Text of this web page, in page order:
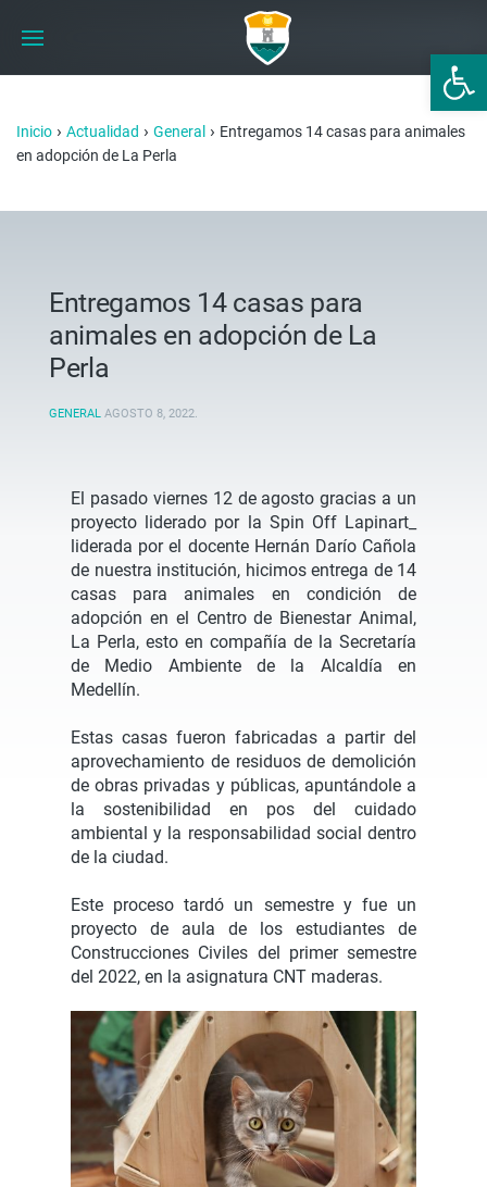
Abrir
Inicio › Actualidad › General › Entregamos 14 casas para animales
en adopción de La Perla
Entregamos 14 casas para
animales en adopción de La
Perla
GENERAL AGOSTO 8, 2022.
El pasado viernes 12 de agosto gracias a un
proyecto liderado por la Spin Off Lapinart_
liderada por el docente Hernán Darío Cañola
de nuestra institución, hicimos entrega de 14
casas para animales en condición de
adopción en el Centro de Bienestar Animal,
La Perla, esto en compañía de la Secretaría
de Medio Ambiente de la Alcaldía en
Medellín.
Estas casas fueron fabricadas a partir del
aprovechamiento de residuos de demolición
de obras privadas y públicas, apuntándole a
la sostenibilidad en pos del cuidado
ambiental y la responsabilidad social dentro
de la ciudad.
Este proceso tardó un semestre y fue un
proyecto de aula de los estudiantes de
Construcciones Civiles del primer semestre
del 2022, en la asignatura CNT maderas.